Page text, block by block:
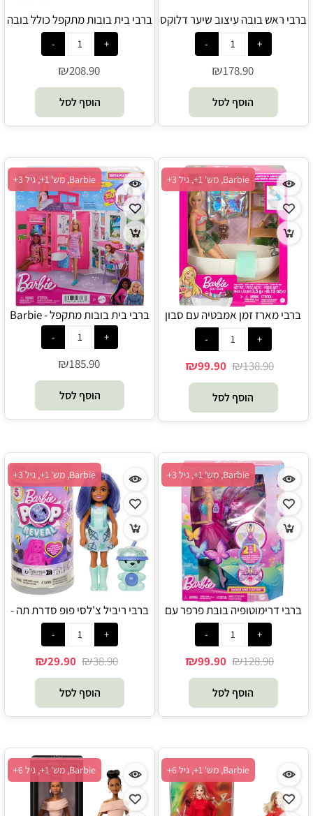
ברבי ראש בובה עיצוב שיער דלוקס
כולל כ-20 אביזרים - Barbie
₪178.90
הוסף לסל
ברבי בית בובות מתקפל כולל בובה
- Barbie
₪208.90
הוסף לסל
Barbie, מש' 1+, גיל 3+
ברבי מארז זמן אמבטיה עם סבון
קונפטי צובע מים - Barbie
₪138.90
₪99.90
הוסף לסל
Barbie, מש' 1+, גיל 3+
ברבי בית בובות מתקפל - Barbie
₪185.90
הוסף לסל
Barbie, מש' 1+, גיל 3+
ברבי דרימוטופיה בובת פרפר עם
כנפיים גדולות - Barbie
₪128.90
₪99.90
הוסף לסל
Barbie, מש' 1+, גיל 3+
ברבי ריביל צ'לסי פופ סדרת תה -
Barbie
₪38.90
₪29.90
הוסף לסל
Barbie, מש' 1+, גיל 6+ Barbie, מש' 1+, גיל 6+